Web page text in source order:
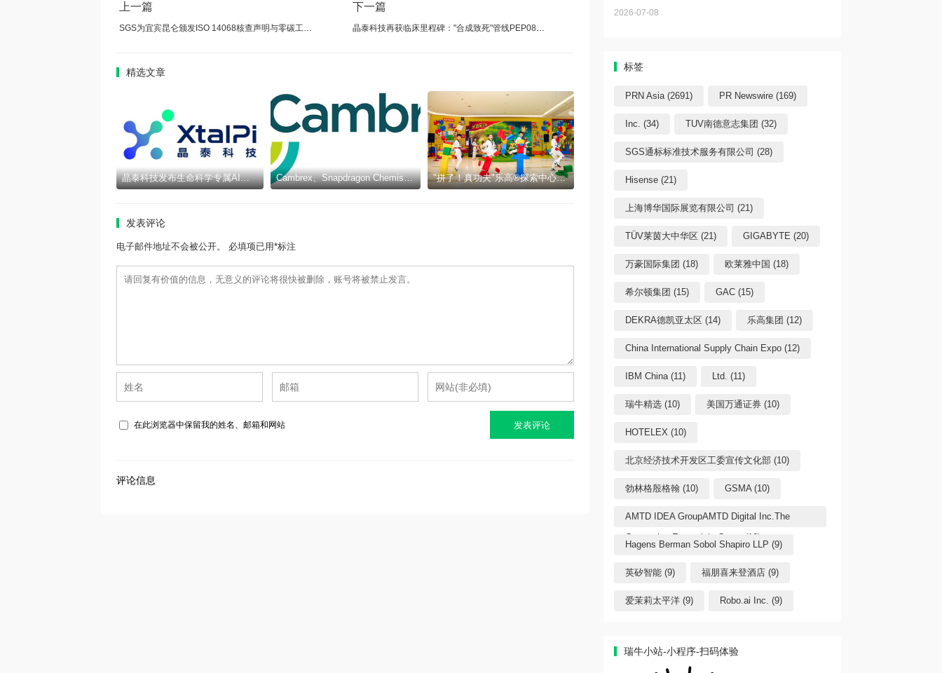
上一篇
SGS为宜宾昆仑颁发ISO 14068核查声明与零碳工厂评价双证书
下一篇
晶泰科技再获临床里程碑："合成致死"管线PEP08加速推进，携手智擎生技再续百亿赛道 AI 药物发现合作
精选文章
晶泰科技发布生命科学专属AI智能体epiXora™，以可信决策基座加速完善Multi-Agent研发闭环 Cambrex、Snapdragon Chemistry与Q1 Scientific因在制药领域的创新与可持续发展获得认可 "拼了！真功夫"乐高®探索中心十周年暑期活动三城同步启幕
发表评论
电子邮件地址不会被公开。 必填项已用*标注
在此浏览器中保留我的姓名、邮箱和网站
评论信息
2026-07-08
标签
PRN Asia (2691) PR Newswire (169)
Inc. (34) TUV南德意志集团 (32)
SGS通标标准技术服务有限公司 (28)
Hisense (21)
上海博华国际展览有限公司 (21)
TÜV莱茵大中华区 (21) GIGABYTE (20)
万豪国际集团 (18) 欧莱雅中国 (18)
希尔顿集团 (15) GAC (15)
DEKRA德凯亚太区 (14) 乐高集团 (12)
China International Supply Chain Expo (12)
IBM China (11) Ltd. (11)
瑞牛精选 (10) 美国万通证券 (10)
HOTELEX (10)
北京经济技术开发区工委宣传文化部 (10)
勃林格殷格翰 (10) GSMA (10)
AMTD IDEA GroupAMTD Digital Inc.The
Generation Essentials Group (10)
Hagens Berman Sobol Shapiro LLP (9)
英矽智能 (9) 福朋喜来登酒店 (9)
爱茉莉太平洋 (9) Robo.ai Inc. (9)
瑞牛小站-小程序-扫码体验